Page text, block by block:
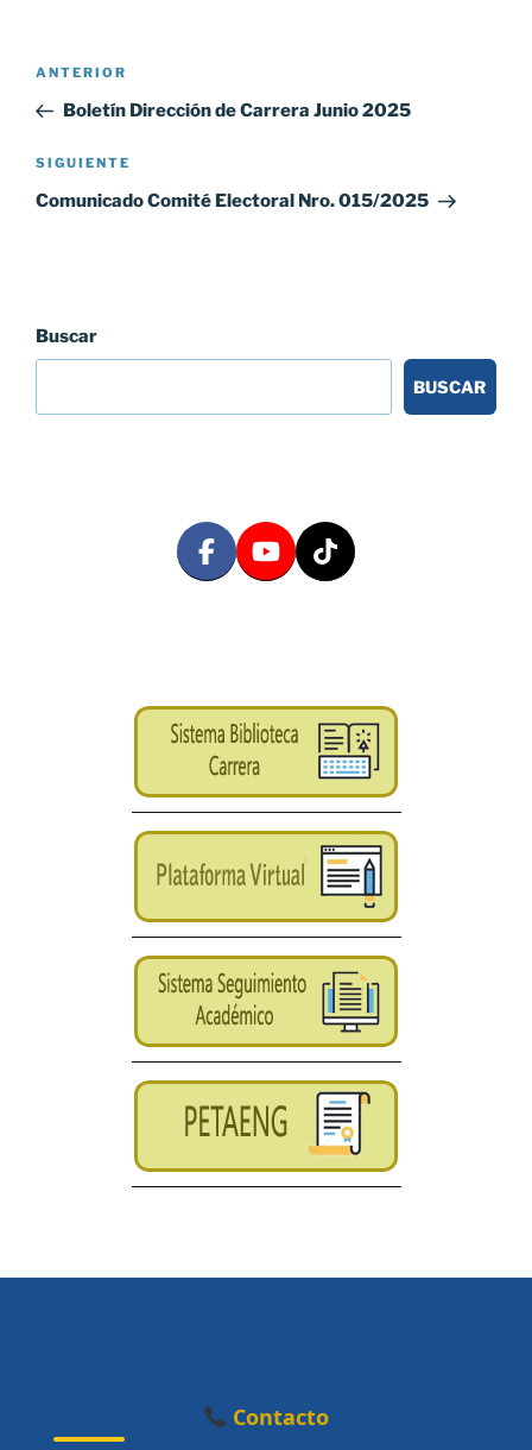
Navegación
entradas
Entrada
anterior:
ANTERIOR
Boletín Dirección de Carrera Junio 2025
Siguiente
entrada
SIGUIENTE
Comunicado Comité Electoral Nro. 015/2025
Buscar
BUSCAR
Contacto